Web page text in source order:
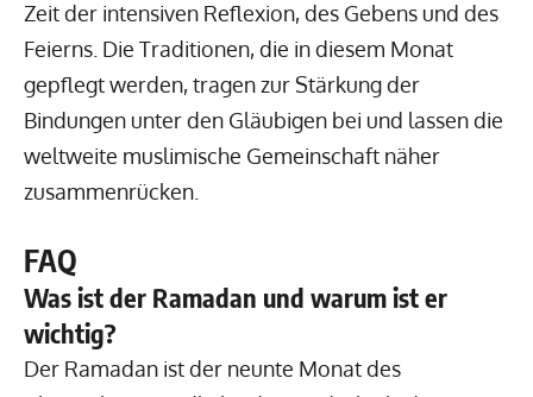
Zeit der intensiven Reflexion, des Gebens und des
Feierns. Die Traditionen, die in diesem Monat
gepflegt werden, tragen zur Stärkung der
Bindungen unter den Gläubigen bei und lassen die
weltweite muslimische Gemeinschaft näher
zusammenrücken.
FAQ
Was ist der Ramadan und warum ist er
wichtig?
Der Ramadan ist der neunte Monat des